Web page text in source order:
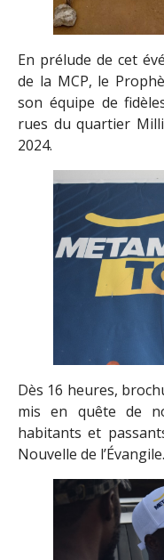
En prélude de cet
de la MCP, le
son équipe de
rues du quartier
2024.
Dès 16 heures,
mis en quête de
habitants et
Nouvelle de l’Évangile.